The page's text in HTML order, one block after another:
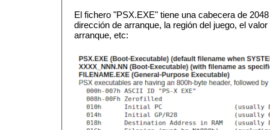
El fichero "PSX.EXE" tiene una cabecera de
dirección de arranque, la región del juego, el
arranque, etc: